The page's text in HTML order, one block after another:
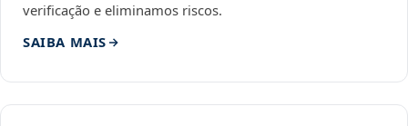
verificação e eliminamos riscos.
SAIBA MAIS